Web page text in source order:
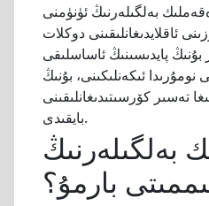
بەلگىلەرنىڭ ئۈنۈمنى
ئاقلايدىغانلىقىنى دوكلات
بۇنىڭ پايدىسىنىڭ ئاساسلىقى
نومۇرىدا ئىكەنلىكىنى، بۇنىڭ
تەسىر كۆرسىتىدىغانلىقىنى
بايقىدى.
بەلگىلەرنىڭ
بارمۇ؟